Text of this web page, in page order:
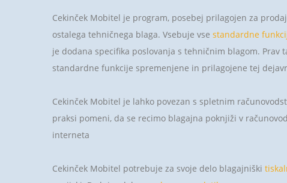
Cekinček Mobitel je program, posebej prilagojen za
ostalega tehničnega blaga. Vsebuje vse standardne
je dodana specifika poslovanja s tehničnim blagom. Prav
standardne funkcije spremenjene in prilagojene tej
Cekinček Mobitel je lahko povezan s spletnim
praksi pomeni, da se recimo blagajna poknjiži v
interneta
Cekinček Mobitel potrebuje za svoje delo blagajniški